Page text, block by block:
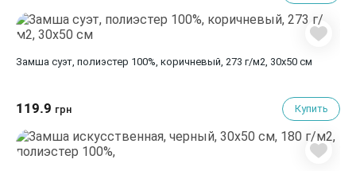
Замша суэт, полиэстер 100%, коричневый, 273 г/м2, 30х50 см
119.9 грн Купить